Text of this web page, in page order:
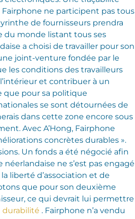
Fairphone ne participent pas tous
de fournisseurs prendra
du monde listant tous ses
a choisi de travailler pour son
joint-venture fondée par le
les conditions des travailleurs
et contribuer à un
que pour sa politique
se sont détournées de
dans cette zone encore sous
Avec A’Hong, Fairphone
concrètes durables ».
Un fonds a été négocié afin
néerlandaise ne s’est pas engagé
liberté d’association et de
que pour son deuxième
ce qui devrait lui permettre
durabilité . Fairphone n’a vendu